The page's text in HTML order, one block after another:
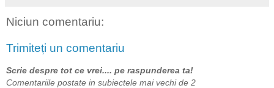
Niciun comentariu:
Trimiteți un comentariu
Scrie despre tot ce vrei.... pe raspunderea ta!
Comentariile postate in subiectele mai vechi de 2